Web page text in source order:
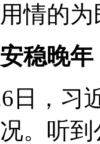
情的
稳晚年
，习近
。听